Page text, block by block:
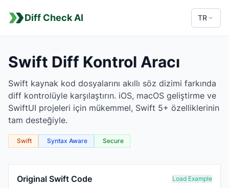
Diff Check AI TR
Swift Diff Kontrol Aracı
Swift kaynak kod dosyalarını akıllı söz dizimi farkında
diff kontrolüyle karşılaştırın. iOS, macOS geliştirme ve
SwiftUI projeleri için mükemmel, Swift 5+ özelliklerinin
tam desteğiyle.
Swift Syntax Aware Secure
Original Swift Code
Load Example